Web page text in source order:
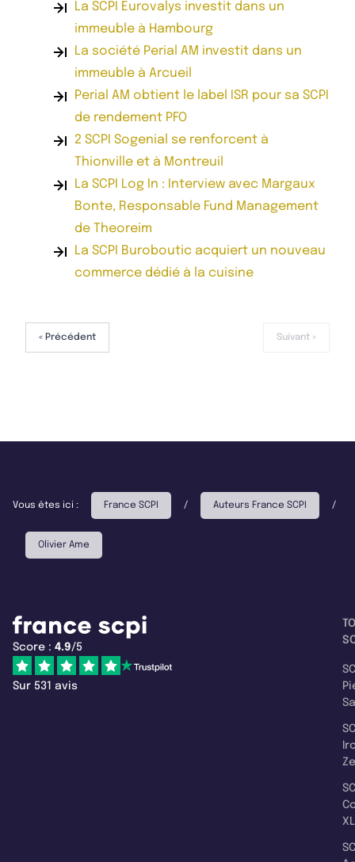
La SCPI Eurovalys investit dans un
immeuble à Hambourg
La société Perial AM investit dans un
immeuble à Arcueil
Perial AM obtient le label ISR pour sa SCPI
de rendement PFO
2 SCPI Sogenial se renforcent à
Thionville et à Montreuil
La SCPI Log In : Interview avec Margaux
Bonte, Responsable Fund Management
de Theoreim
La SCPI Buroboutic acquiert un nouveau
commerce dédié à la cuisine
« Précédent Suivant »
Vous êtes ici : France SCPI / Auteurs France SCPI /
Olivier Ame
Score : 4.9/5
Sur 531 avis
XL